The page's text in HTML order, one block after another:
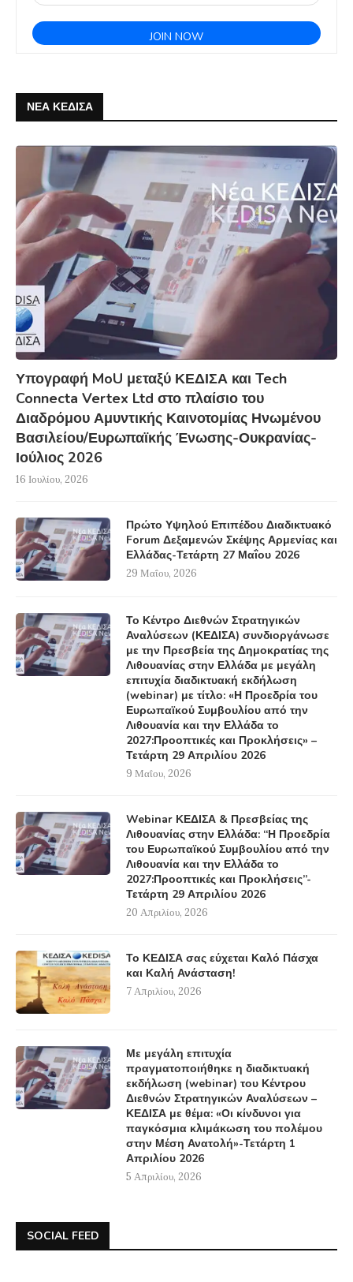
ΝΕΑ ΚΕΔΙΣΑ
Υπογραφή MoU μεταξύ ΚΕΔΙΣΑ και Tech
Connecta Vertex Ltd στο πλαίσιο του
Διαδρόμου Αμυντικής Καινοτομίας Ηνωμένου
Βασιλείου/Ευρωπαϊκής Ένωσης-Ουκρανίας-
Ιούλιος 2026
16 Ιουλίου, 2026
Πρώτο Υψηλού Επιπέδου Διαδικτυακό
Forum Δεξαμενών Σκέψης Αρμενίας και
Ελλάδας-Τετάρτη 27 Μαΐου 2026
29 Μαΐου, 2026
Το Κέντρο Διεθνών Στρατηγικών
Αναλύσεων (ΚΕΔΙΣΑ) συνδιοργάνωσε
με την Πρεσβεία της Δημοκρατίας της
Λιθουανίας στην Ελλάδα με μεγάλη
επιτυχία διαδικτυακή εκδήλωση
(webinar) με τίτλο: «Η Προεδρία του
Ευρωπαϊκού Συμβουλίου από την
Λιθουανία και την Ελλάδα το
2027:Προοπτικές και Προκλήσεις» –
Τετάρτη 29 Απριλίου 2026
9 Μαΐου, 2026
Webinar ΚΕΔΙΣΑ & Πρεσβείας της
Λιθουανίας στην Ελλάδα: “Η Προεδρία
του Ευρωπαϊκού Συμβουλίου από την
Λιθουανία και την Ελλάδα το
2027:Προοπτικές και Προκλήσεις”-
Τετάρτη 29 Απριλίου 2026
20 Απριλίου, 2026
Το ΚΕΔΙΣΑ σας εύχεται Καλό Πάσχα
και Καλή Ανάσταση!
7 Απριλίου, 2026
Με μεγάλη επιτυχία
πραγματοποιήθηκε η διαδικτυακή
εκδήλωση (webinar) του Κέντρου
Διεθνών Στρατηγικών Αναλύσεων –
ΚΕΔΙΣΑ με θέμα: «Οι κίνδυνοι για
παγκόσμια κλιμάκωση του πολέμου
στην Μέση Ανατολή»-Τετάρτη 1
Απριλίου 2026
5 Απριλίου, 2026
SOCIAL FEED